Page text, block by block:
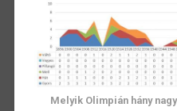
Melyik Olimpián hány